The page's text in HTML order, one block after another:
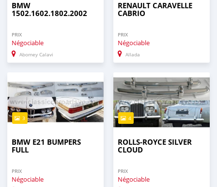
BMW
1502.1602.1802.2002
PRIX
Négociable
Abomey Calavi
RENAULT CARAVELLE
CABRIO
PRIX
Négociable
Allada
3
BMW E21 BUMPERS
FULL
PRIX
Négociable
4
ROLLS-ROYCE SILVER
CLOUD
PRIX
Négociable